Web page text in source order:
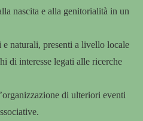
nascita e alla genitorialità in un
naturali, presenti a livello locale
di interesse legati alle ricerche
di ulteriori eventi